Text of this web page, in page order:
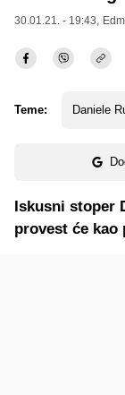
30.01.21. - 19:43,
Teme: Daniele
Iskusni stoper
provest će kao